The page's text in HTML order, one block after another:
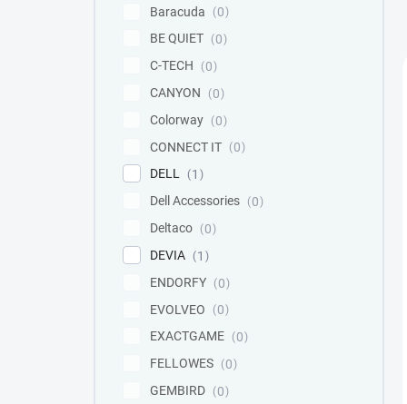
Baracuda
0
BE QUIET
0
C-TECH
0
CANYON
0
Colorway
0
CONNECT IT
0
DELL
1
Dell Accessories
0
Deltaco
0
DEVIA
1
ENDORFY
0
EVOLVEO
0
EXACTGAME
0
FELLOWES
0
GEMBIRD
0